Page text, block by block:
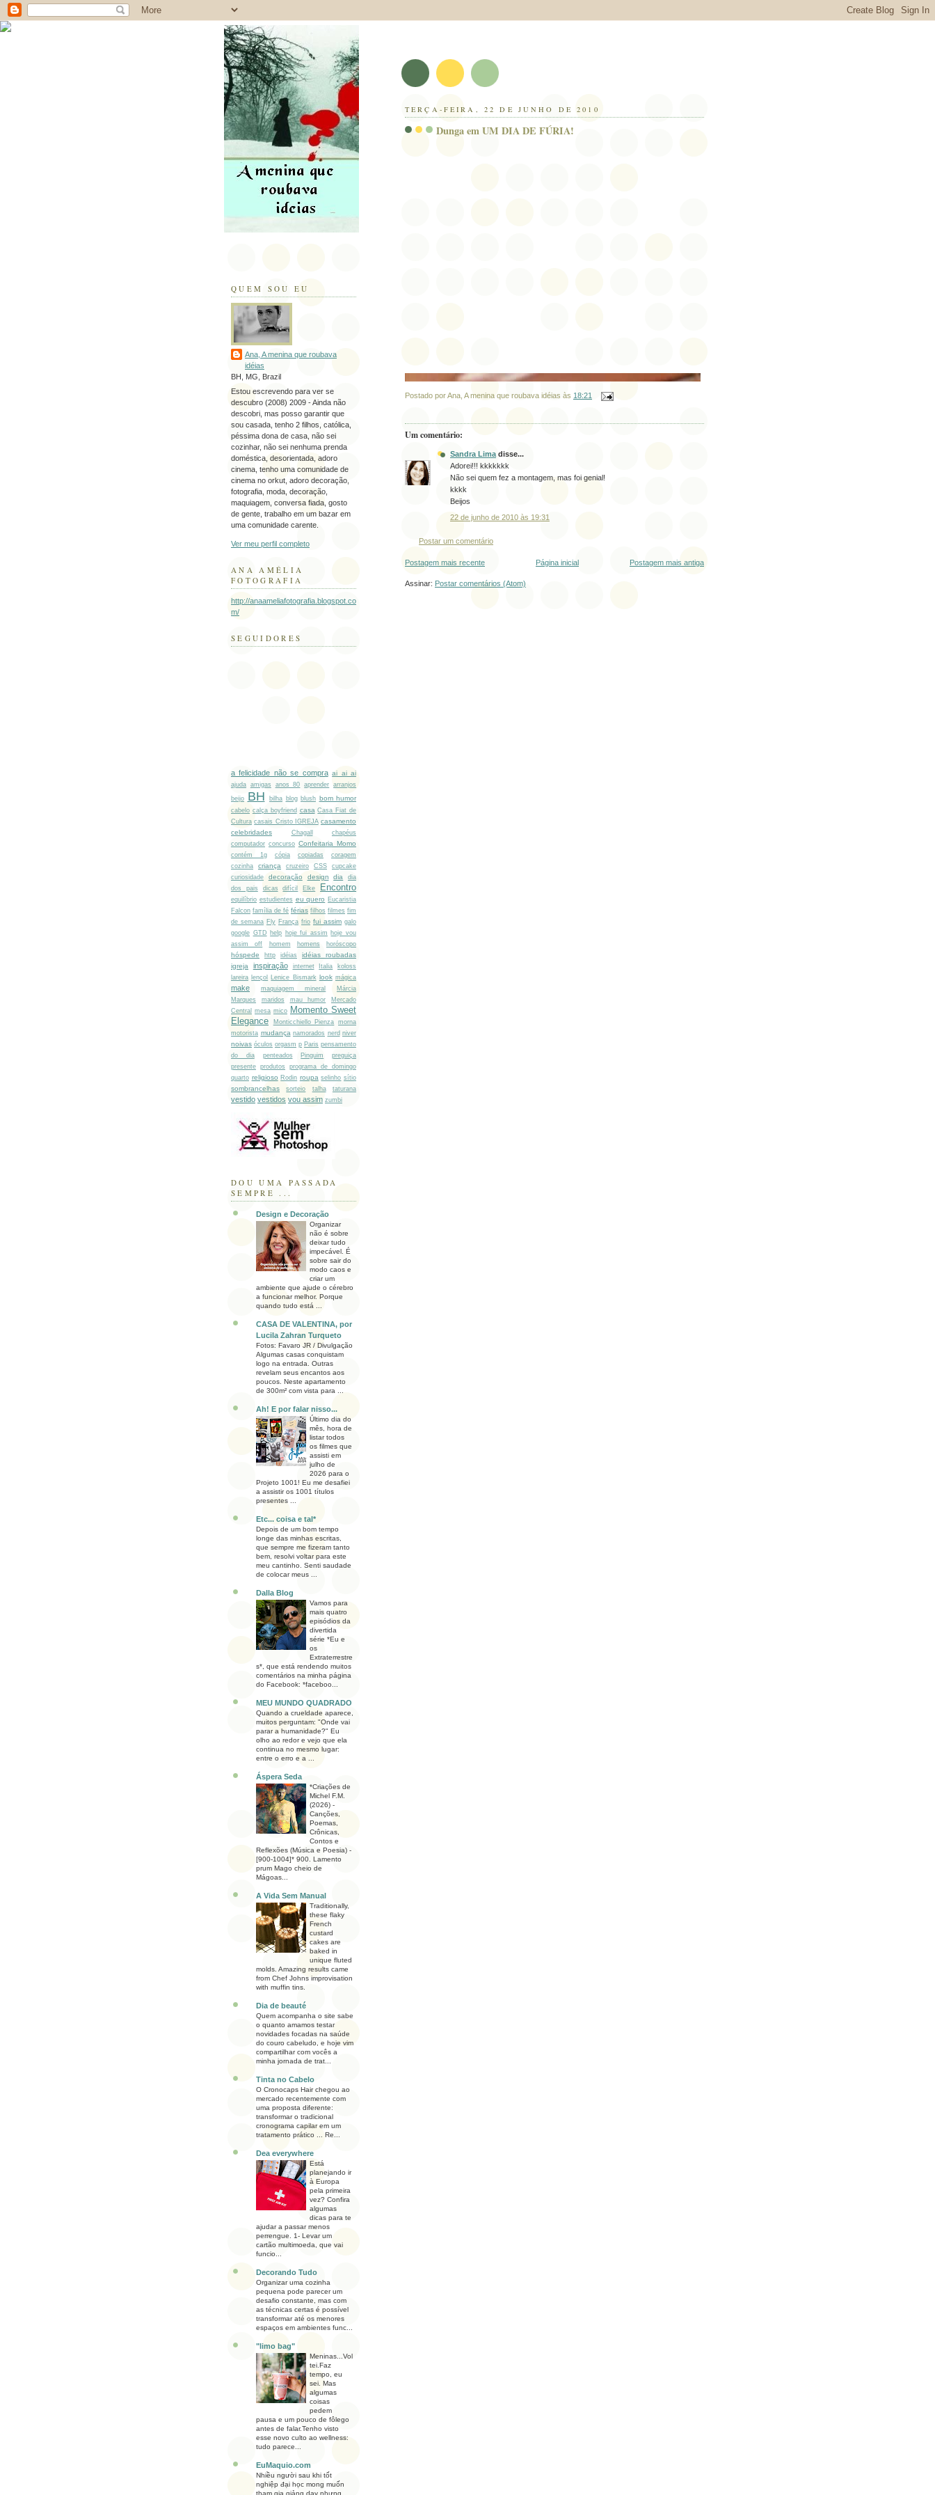
TERÇA-FEIRA, 22 DE JUNHO DE 2010
Dunga em UM DIA DE FÚRIA!
Postado porAna, A menina que roubava idéias às 18:21
Um comentário:
Sandra Lima disse...
Adorei!!! kkkkkkk
Não sei quem fez a montagem, mas foi genial!
kkkk
Beijos
22 de junho de 2010 às 19:31
Postar um comentário
Postagem mais recente Postagem mais antiga
Página inicial
Assinar: Postar comentários (Atom)
QUEM SOU EU
Ana, A menina que roubava
idéias
BH, MG, Brazil
Estou escrevendo para ver se
descubro (2008) 2009 - Ainda não
descobri, mas posso garantir que
sou casada, tenho 2 filhos, católica,
péssima dona de casa, não sei
cozinhar, não sei nenhuma prenda
doméstica, desorientada, adoro
cinema, tenho uma comunidade de
cinema no orkut, adoro decoração,
fotografia, moda, decoração,
maquiagem, conversa fiada, gosto
de gente, trabalho em um bazar em
uma comunidade carente.
Ver meu perfil completo
ANA AMÉLIA
FOTOGRAFIA
http://anaameliafotografia.blogspot.co
m/
SEGUIDORES
a felicidade não se compra ai ai ai
ajuda amigas anos 80 aprender
arranjos
beijo BH bilha blog blush bom humor
cabelo calça boyfriend casa Casa Fiat de
Cultura casais Cristo IGREJA casamento
celebridades
Chagall
chapéus
computador concurso Confeitaria Momo
contém 1g cópia copiadas
coragem
cozinha
criança cruzeiro CSS
cupcake
curiosidade
decoração design dia
dia
dos pais
dicas difícil Elke Encontro
equilíbrio estudientes eu quero Eucaristia
Falcon família de fé férias filhos filmes fim
de semana Fly França frio fui assim galo
google GTD help hoje fui assim hoje vou
assim off
homem homens horóscopo
hóspede http idéias
idéias roubadas
igreja
inspiração internet Italia
koloss
lareira lençol Lenice Bismark look mágica
make maquiagem mineral
Márcia
Marques
maridos mau humor
Mercado
Central mesa mico Momento Sweet
Elegance
Monticchiello Pienza
morna
motorista mudança namorados nerd niver
noivas óculos orgasm p Paris pensamento
do dia
penteados Pinguim
preguiça
presente produtos
programa de domingo
quarto religioso Rodin roupa selinho sítio
sombrancelhas sorteio talha taturana
vestido vestidos vou assim zumbi
DOU UMA PASSADA
SEMPRE ...
Design e Decoração
Organizar
não é sobre
deixar tudo
impecável. É
sobre sair do
modo caos e
criar um
ambiente que ajude o cérebro
a funcionar melhor. Porque
quando tudo está ...
CASA DE VALENTINA, por
Lucila Zahran Turqueto
Fotos: Favaro JR / Divulgação
Algumas casas conquistam
logo na entrada. Outras
revelam seus encantos aos
poucos. Neste apartamento
de 300m² com vista para ...
Ah! E por falar nisso...
Último dia do
mês, hora de
listar todos
os filmes que
assisti em
julho de
2026 para o
Projeto 1001! Eu me desafiei
a assistir os 1001 títulos
presentes ...
Etc... coisa e tal*
Depois de um bom tempo
longe das minhas escritas,
que sempre me fizeram tanto
bem, resolvi voltar para este
meu cantinho. Senti saudade
de colocar meus ...
Dalla Blog
Vamos para
mais quatro
episódios da
divertida
série *Eu e
os
Extraterrestre
s*, que está rendendo muitos
comentários na minha página
do Facebook: *faceboo...
MEU MUNDO QUADRADO
Quando a crueldade aparece,
muitos perguntam: "Onde vai
parar a humanidade?" Eu
olho ao redor e vejo que ela
continua no mesmo lugar:
entre o erro e a ...
Áspera Seda
*Criações de
Michel F.M.
(2026) -
Canções,
Poemas,
Crônicas,
Contos e
Reflexões (Música e Poesia) -
[900-1004]* 900. Lamento
prum Mago cheio de
Mágoas...
A Vida Sem Manual
Traditionally,
these flaky
French
custard
cakes are
baked in
unique fluted
molds. Amazing results came
from Chef Johns improvisation
with muffin tins.
Dia de beauté
Quem acompanha o site sabe
o quanto amamos testar
novidades focadas na saúde
do couro cabeludo, e hoje vim
compartilhar com vocês a
minha jornada de trat...
Tinta no Cabelo
O Cronocaps Hair chegou ao
mercado recentemente com
uma proposta diferente:
transformar o tradicional
cronograma capilar em um
tratamento prático ... Re...
Dea everywhere
Está
planejando ir
à Europa
pela primeira
vez? Confira
algumas
dicas para te
ajudar a passar menos
perrengue. 1- Levar um
cartão multimoeda, que vai
funcio...
Decorando Tudo
Organizar uma cozinha
pequena pode parecer um
desafio constante, mas com
as técnicas certas é possível
transformar até os menores
espaços em ambientes func...
"limo bag"
Meninas...Vol
tei.Faz
tempo, eu
sei. Mas
algumas
coisas
pedem
pausa e um pouco de fôlego
antes de falar.Tenho visto
esse novo culto ao wellness:
tudo parece...
EuMaquio.com
Nhiều người sau khi tốt
nghiệp đại học mong muốn
tham gia giảng dạy nhưng